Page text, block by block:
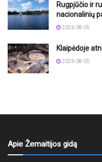
Rugpjūčio ir
nacionalinių
2026-08-05
Klaipėdoje
2026-08-05
Apie Žemaitijos gidą